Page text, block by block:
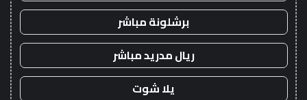
برشلونة مباشر
ريال مدريد مباشر
يلا شوت